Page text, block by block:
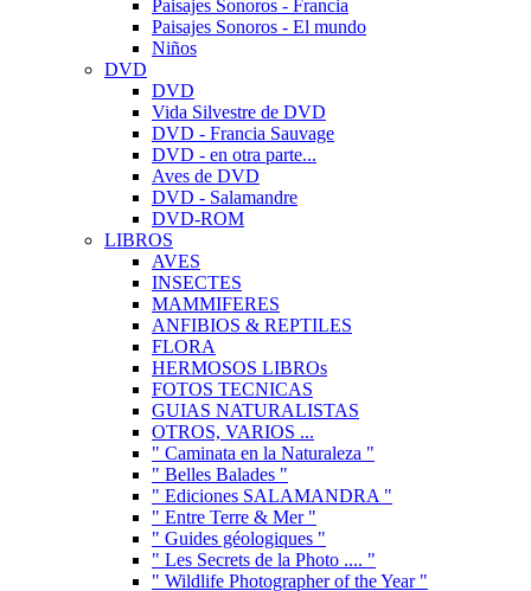
Paisajes Sonoros - Francia
Paisajes Sonoros - El mundo
Niños
DVD
DVD
Vida Silvestre de DVD
DVD - Francia Sauvage
DVD - en otra parte...
Aves de DVD
DVD - Salamandre
DVD-ROM
LIBROS
AVES
INSECTES
MAMMIFERES
ANFIBIOS & REPTILES
FLORA
HERMOSOS LIBROs
FOTOS TECNICAS
GUIAS NATURALISTAS
OTROS, VARIOS ...
" Caminata en la Naturaleza "
" Belles Balades "
" Ediciones SALAMANDRA "
" Entre Terre & Mer "
" Guides géologiques "
" Les Secrets de la Photo .... "
" Wildlife Photographer of the Year "